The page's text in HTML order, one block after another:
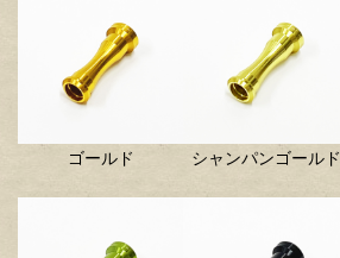
ゴールド シャンパンゴールド